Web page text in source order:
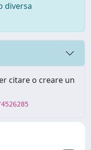
diversa
citare o creare un